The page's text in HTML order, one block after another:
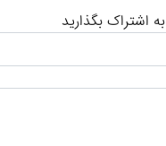
اشتراک بگذارید